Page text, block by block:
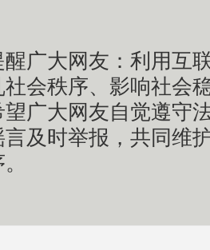
大网友：利用互
会秩序、影响社会
广大网友自觉遵守
及时举报，共同维